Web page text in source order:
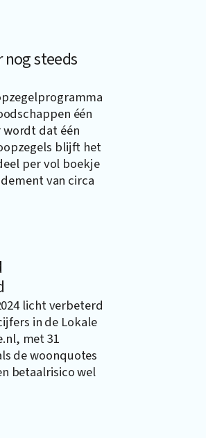
steeds
één
wordt dat één
blijft het
per vol boekje
van circa
licht verbeterd
in de Lokale
, met 31
de woonquotes
betaalrisico wel